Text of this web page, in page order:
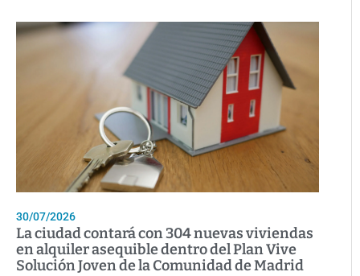
30/07/2026
La ciudad contará con 304 nuevas viviendas
en alquiler asequible dentro del Plan Vive
Solución Joven de la Comunidad de Madrid